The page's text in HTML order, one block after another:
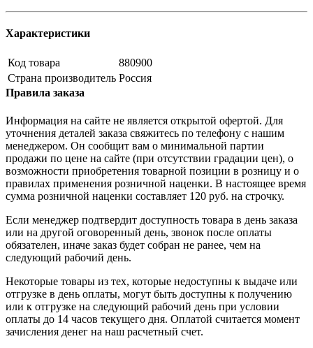
Характеристики
Код товара
880900
Страна производитель Россия
Правила заказа
Информация на сайте не является открытой офертой. Для
уточнения деталей заказа свяжитесь по телефону с нашим
менеджером. Он сообщит вам о минимальной партии
продажи по цене на сайте (при отсутствии градации цен), о
возможности приобретения товарной позиции в розницу и о
правилах применения розничной наценки. В настоящее время
сумма розничной наценки составляет 120 руб. на строчку.
Если менеджер подтвердит доступность товара в день заказа
или на другой оговоренный день, звонок после оплаты
обязателен, иначе заказ будет собран не ранее, чем на
следующий рабочий день.
Некоторые товары из тех, которые недоступны к выдаче или
отгрузке в день оплаты, могут быть доступны к получению
или к отгрузке на следующий рабочий день при условии
оплаты до 14 часов текущего дня. Оплатой считается момент
зачисления денег на наш расчетный счет.